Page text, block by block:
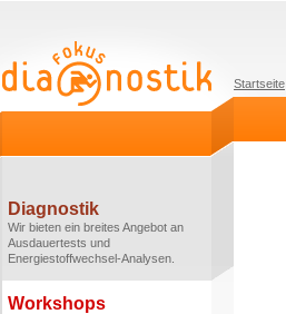
Startseite
Diagnostik
Wir bieten ein breites Angebot an
Ausdauertests und
Energiestoffwechsel-Analysen.
Workshops